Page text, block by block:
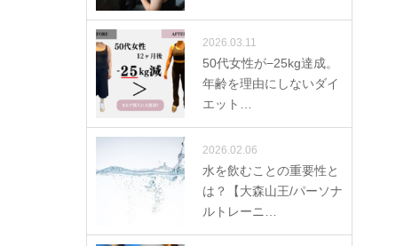
2026.03.11
50代女性が−25kg達成。
年齢を理由にしないダイ
エット…
2026.02.06
水を飲むことの重要性と
は？【大森山王/パーソナ
ルトレーニ…